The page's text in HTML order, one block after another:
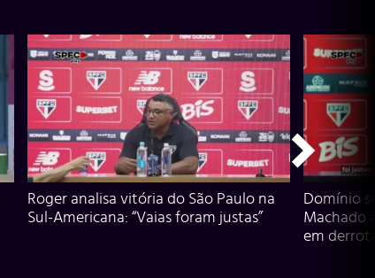
Roger analisa vitória do São Paulo na
Sul-Americana: “Vaias foram justas”
Domínio
Machado
em